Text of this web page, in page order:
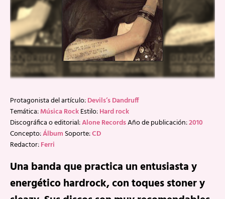
Protagonista del artículo:Devils’s Dandruff
Temática:Música RockEstilo:Hard rock
Discográfica o editorial:Alone RecordsAño de publicación:2010
Concepto:Álbum Soporte:CD
Redactor:Ferri
Una banda que practica un entusiasta y
energético hardrock, con toques stoner y